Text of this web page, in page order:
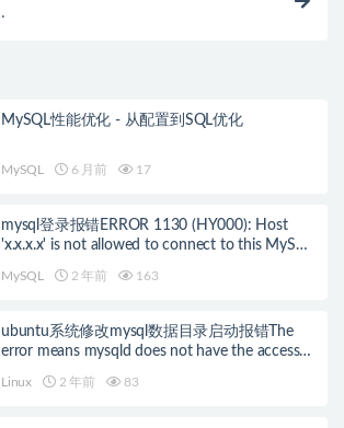
MySQL性能优化 - 从配置到SQL优化
MySQL 6 月前 17
mysql登录报错ERROR 1130 (HY000): Host
'x.x.x.x' is not allowed to connect to this MySQL
MySQL 2 年前 163
ubuntu系统修改mysql数据目录启动报错The
error means mysqld does not have the access
Linux 2 年前 83